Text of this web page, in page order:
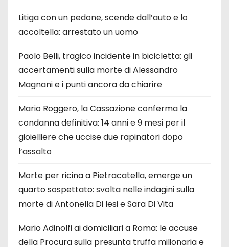
Litiga con un pedone, scende dall’auto e lo
accoltella: arrestato un uomo
Paolo Belli, tragico incidente in bicicletta: gli
accertamenti sulla morte di Alessandro
Magnani e i punti ancora da chiarire
Mario Roggero, la Cassazione conferma la
condanna definitiva: 14 anni e 9 mesi per il
gioielliere che uccise due rapinatori dopo
l’assalto
Morte per ricina a Pietracatella, emerge un
quarto sospettato: svolta nelle indagini sulla
morte di Antonella Di Iesi e Sara Di Vita
Mario Adinolfi ai domiciliari a Roma: le accuse
della Procura sulla presunta truffa milionaria e